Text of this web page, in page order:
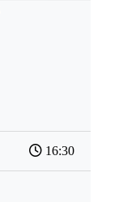
16:30